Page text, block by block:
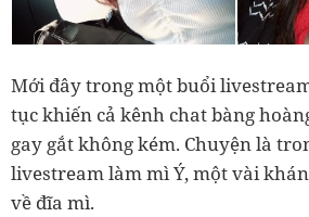
Mới đây trong một buổi
tục khiến cả kênh chat bàng
gay gắt không kém. Chuyện là
livestream làm mì Ý, một vài
về đĩa mì.